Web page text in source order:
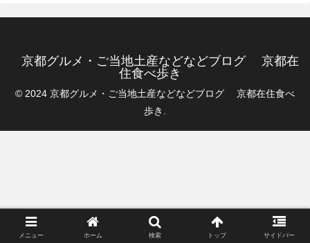
京都グルメ・ご当地土産などなどブログ 京都在
住食べ歩き
© 2024 京都グルメ・ご当地土産などなどブログ 京都在住食べ
歩き.
メニュー ホーム 検索 トップ サイドバー